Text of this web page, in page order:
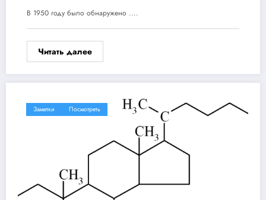
В 1950 году было обнаружено ....
Читать далее
Заметки Посмотреть